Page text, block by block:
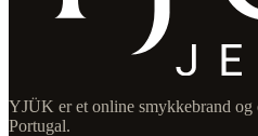
YJÜK er et online smykkebrand og
Portugal.